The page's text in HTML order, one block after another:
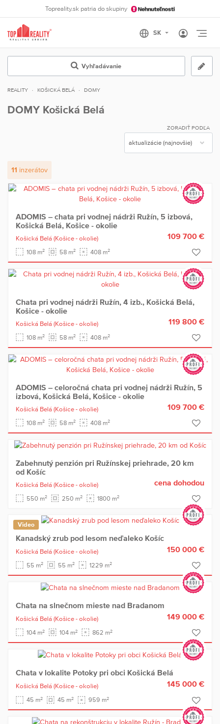
Topreality.sk patria do skupiny
Vyhľadávanie
REALITY KOŠICKÁ BELÁ DOMY
DOMY Košická Belá
ZORADIŤ PODĽA
11 inzerátov
ADOMIS – chata pri vodnej nádrži Ružín, 5 izbová,
Košická Belá, Košice - okolie
Košická Belá (Košice - okolie)
108 m2 58 m2 408 m2
109 700 €
Chata pri vodnej nádrži Ružín, 4 izb., Košická Belá,
Košice - okolie
Košická Belá (Košice - okolie)
108 m2 58 m2 408 m2
119 800 €
ADOMIS – celoročná chata pri vodnej nádrži Ružín, 5
izbová, Košická Belá, Košice - okolie
Košická Belá (Košice - okolie)
108 m2 58 m2 408 m2
109 700 €
Zabehnutý penzión pri Ružínskej priehrade, 20 km
od Košíc
Košická Belá (Košice - okolie)
550 m2 250 m2 1800 m2
cena dohodou
Video
Kanadský zrub pod lesom neďaleko Košíc
Košická Belá (Košice - okolie)
55 m2 55 m2 1229 m2
150 000 €
Chata na slnečnom mieste nad Bradanom
Košická Belá (Košice - okolie)
104 m2 104 m2 862 m2
149 000 €
Chata v lokalite Potoky pri obci Košická Belá
Košická Belá (Košice - okolie)
45 m2 45 m2 959 m2
145 000 €